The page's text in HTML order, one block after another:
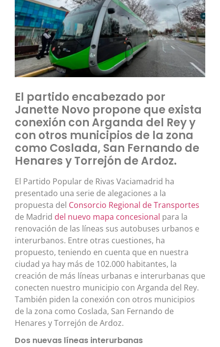
El partido encabezado por
Janette Novo propone que exista
conexión con Arganda del Rey y
con otros municipios de la zona
como Coslada, San Fernando de
Henares y Torrejón de Ardoz.
El Partido Popular de Rivas Vaciamadrid ha
presentado una serie de alegaciones a la
propuesta del Consorcio Regional de Transportes
de Madrid del nuevo mapa concesional para la
renovación de las líneas sus autobuses urbanos e
interurbanos. Entre otras cuestiones, ha
propuesto, teniendo en cuenta que en nuestra
ciudad ya hay más de 102.000 habitantes, la
creación de más líneas urbanas e interurbanas que
conecten nuestro municipio con Arganda del Rey.
También piden la conexión con otros municipios
de la zona como Coslada, San Fernando de
Henares y Torrejón de Ardoz.
Dos nuevas líneas interurbanas